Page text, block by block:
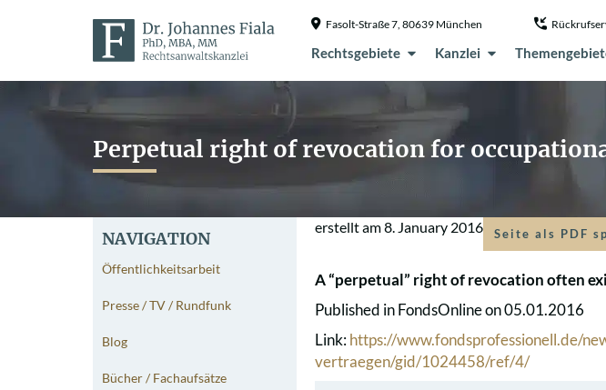
Fasolt-Straße 7, 80639 München
Rechtsgebiete Kanzlei
Perpetual right of revocation for
NAVIGATION
Öffentlichkeitsarbeit
Presse / TV / Rundfunk
Blog
Bücher / Fachaufsätze
erstellt am8. January 2016 Seite als PDF
A “perpetual” right of revocation often
Published in FondsOnline on 05.01.2016
Link:https://www.fondsprofessionell.de/
vertraegen/gid/1024458/ref/4/